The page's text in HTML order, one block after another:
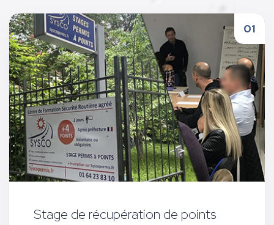
Stage de récupération de points